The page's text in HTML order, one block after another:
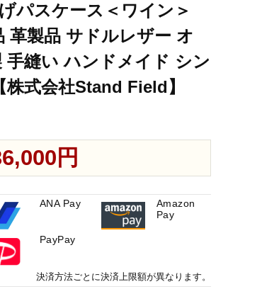
物 Samurai Craft【株式会社Stand Field】
パスケース＜ワイン＞
革製品 サドルレザー オ
縫い ハンドメイド シン
式会社Stand Field】
円
ANA Pay
Amazon
Pay
PayPay
決済方法ごとに決済上限額が異なります。